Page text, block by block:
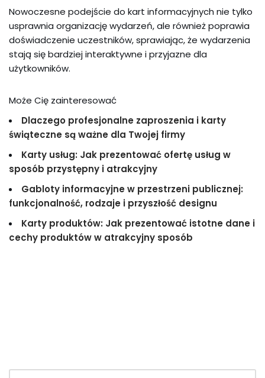
Nowoczesne podejście do kart informacyjnych nie tylko
usprawnia organizację wydarzeń, ale również poprawia
doświadczenie uczestników, sprawiając, że wydarzenia
stają się bardziej interaktywne i przyjazne dla
użytkowników.
Może Cię zainteresować
Dlaczego profesjonalne zaproszenia i karty
świąteczne są ważne dla Twojej firmy
Karty usług: Jak prezentować ofertę usług w
sposób przystępny i atrakcyjny
Gabloty informacyjne w przestrzeni publicznej:
funkcjonalność, rodzaje i przyszłość designu
Karty produktów: Jak prezentować istotne dane i
cechy produktów w atrakcyjny sposób